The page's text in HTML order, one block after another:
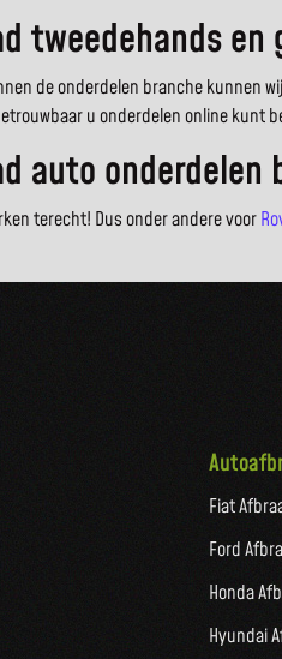
tweedehands
de onderdelen branche kunnen
u onderdelen online kunt
auto
terecht! Dus onder andere voor
Fiat
Ford
Honda
Hyundai